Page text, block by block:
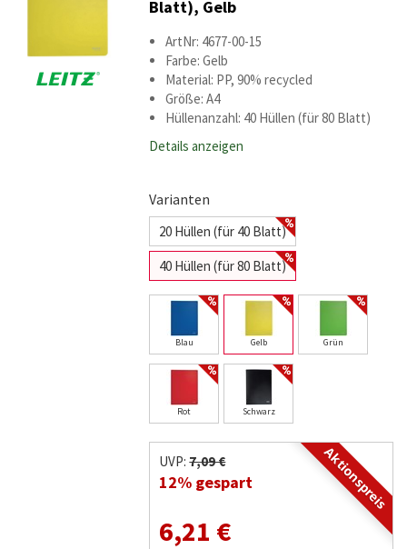
Blatt), Gelb
ArtNr: 4677-00-15
Farbe: Gelb
Material: PP, 90% recycled
Größe: A4
Hüllenanzahl: 40 Hüllen (für 80 Blatt)
Details anzeigen
Varianten
20 Hüllen (für 40 Blatt)
40 Hüllen (für 80 Blatt)
Blau Gelb Grün
Rot Schwarz
Aktionspreis
UVP:7,09 €
12% gespart
6,21 €